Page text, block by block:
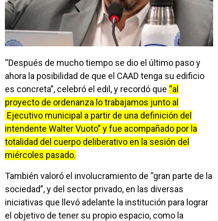
“Después de mucho tiempo se dio el último paso y
ahora la posibilidad de que el CAAD tenga su edificio
es concreta”, celebró el edil, y recordó que “al
proyecto de ordenanza lo trabajamos junto al
Ejecutivo municipal a partir de una definición del
intendente Walter Vuoto” y fue acompañado por la
totalidad del cuerpo deliberativo en la sesión del
miércoles pasado.
También valoró el involucramiento de “gran parte de la
sociedad”, y del sector privado, en las diversas
iniciativas que llevó adelante la institución para lograr
el objetivo de tener su propio espacio, como la